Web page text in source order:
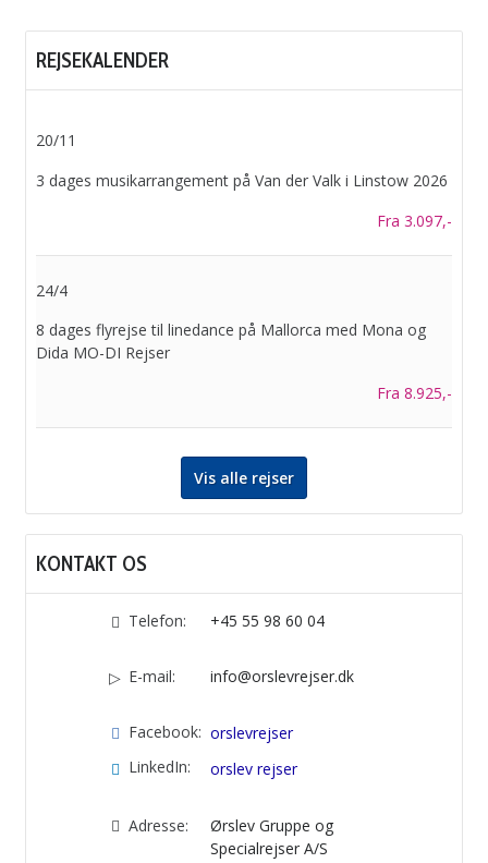
REJSEKALENDER
20/11
3 dages musikarrangement på Van der Valk i Linstow 2026
Fra 3.097,-
24/4
8 dages flyrejse til linedance på Mallorca med Mona og
Dida MO-DI Rejser
Fra 8.925,-
Vis alle rejser
KONTAKT OS
Telefon: +45 55 98 60 04
E-mail: info@orslevrejser.dk
Facebook: orslevrejser
LinkedIn:
orslev rejser
Adresse:
Ørslev Gruppe og
Specialrejser A/S